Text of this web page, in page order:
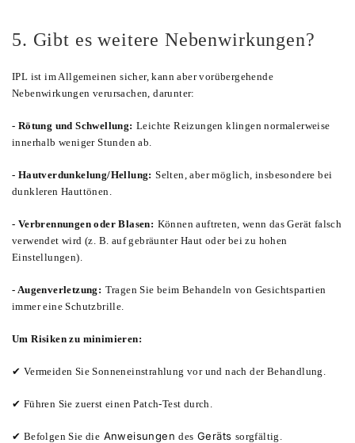
5. Gibt es weitere Nebenwirkungen?
IPL ist im Allgemeinen sicher, kann aber vorübergehende
Nebenwirkungen verursachen, darunter:
- Rötung und Schwellung: Leichte Reizungen klingen normalerweise
innerhalb weniger Stunden ab.
- Hautverdunkelung/Hellung: Selten, aber möglich, insbesondere bei
dunkleren Hauttönen.
- Verbrennungen oder Blasen: Können auftreten, wenn das Gerät falsch
verwendet wird (z. B. auf gebräunter Haut oder bei zu hohen
Einstellungen).
- Augenverletzung: Tragen Sie beim Behandeln von Gesichtspartien
immer eine Schutzbrille.
Um Risiken zu minimieren:
✔ Vermeiden Sie Sonneneinstrahlung vor und nach der Behandlung.
✔ Führen Sie zuerst einen Patch-Test durch.
✔ Befolgen Sie die Anweisungendes Geräts sorgfältig.